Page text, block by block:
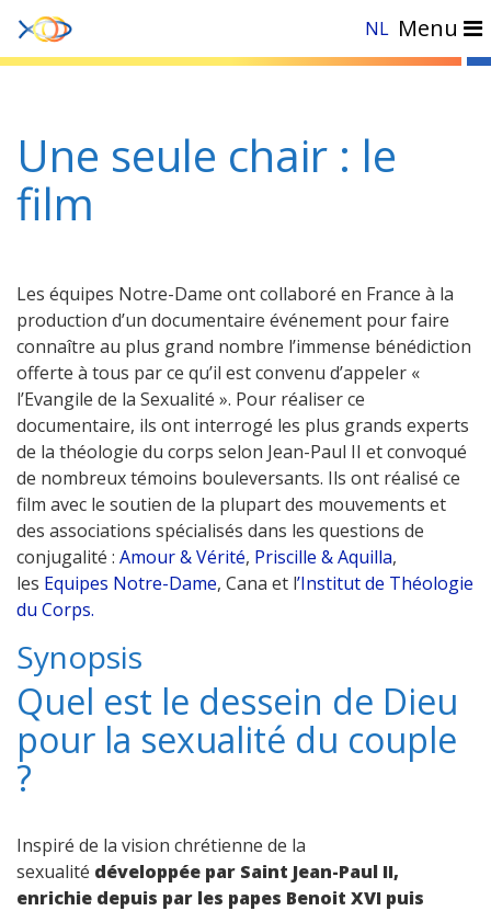
NL Menu
Accueil
Une seule chair : le
film
Les équipes Notre-Dame ont collaboré en France à la
production d’un documentaire événement pour faire
connaître au plus grand nombre l’immense bénédiction
offerte à tous par ce qu’il est convenu d’appeler «
l’Evangile de la Sexualité ». Pour réaliser ce
documentaire, ils ont interrogé les plus grands experts
de la théologie du corps selon Jean-Paul II et convoqué
de nombreux témoins bouleversants. Ils ont réalisé ce
film avec le soutien de la plupart des mouvements et
des associations spécialisés dans les questions de
conjugalité : Amour & Vérité, Priscille & Aquilla,
les Equipes Notre-Dame, Cana et l’Institut de Théologie
du Corps.
Synopsis
Quel est le dessein de Dieu
pour la sexualité du couple
?
Inspiré de la vision chrétienne de la
sexualité développée par Saint Jean-Paul II,
enrichie depuis par les papes Benoit XVI puis